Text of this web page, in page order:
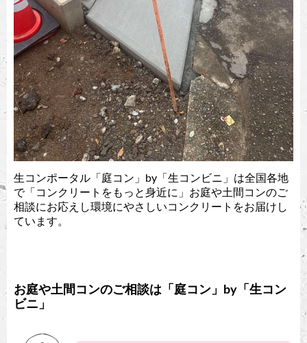
生コンポータル「庭コン」by「生コンビニ」は全国各地
で「コンクリートをもっと身近に」お庭や土間コンのご
相談にお応えし環境にやさしいコンクリートをお届けし
ています。
お庭や土間コンのご相談は「庭コン」by「生コン
ビニ」